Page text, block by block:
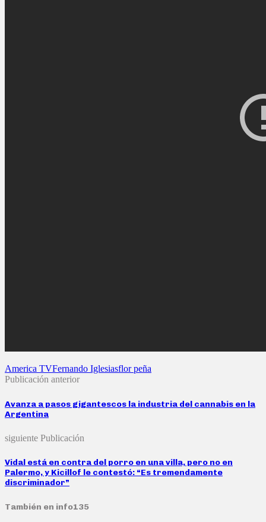
America TVFernando Iglesiasflor peña
Publicación anterior
Avanza a pasos gigantescos la industria del cannabis en la
Argentina
siguiente Publicación
Vidal está en contra del porro en una villa, pero no en
Palermo, y Kicillof le contestó: “Es tremendamente
discriminador”
También en info135